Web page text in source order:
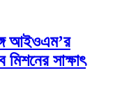
আইওএম’র
সাক্ষাৎ